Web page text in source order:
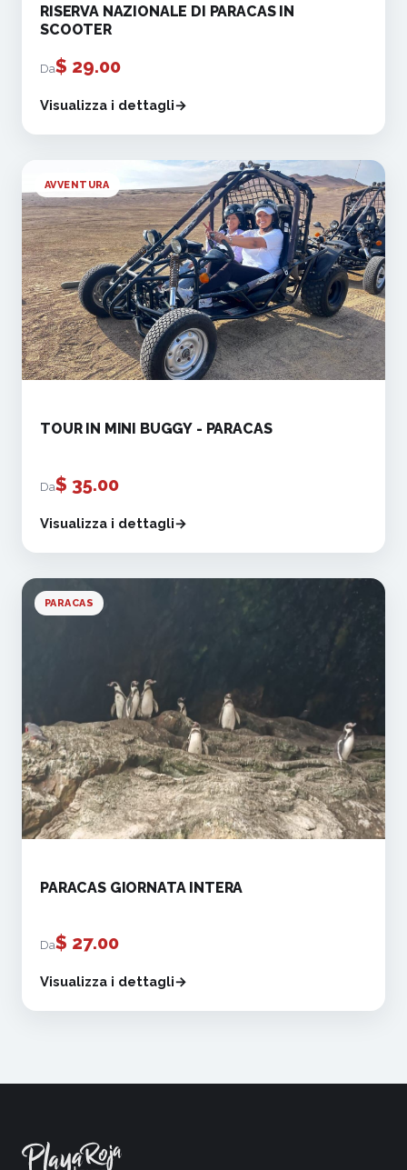
RISERVA NAZIONALE DI PARACAS IN
SCOOTER
Da$ 29.00
Visualizza i dettagli
AVVENTURA
TOUR IN MINI BUGGY - PARACAS
Da$ 35.00
Visualizza i dettagli
PARACAS
PARACAS GIORNATA INTERA
Da$ 27.00
Visualizza i dettagli